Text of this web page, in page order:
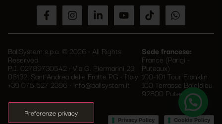
questo
campo.
BallSystem s.p.a. © 2026 • All Rights
Reserved
P.I. 02789730542 • Via G. Piermarini 23
06132, Sant'Andrea delle Fratte PG • Italy
+39 075 527 2396 • info@ballsystem.it
Sede francese:
France (Parigi -
Puteaux)
100-101 Tour Franklin
100 Terrasse Boieldieu
92800 Puteaux
Privacy Policy Cookie Policy